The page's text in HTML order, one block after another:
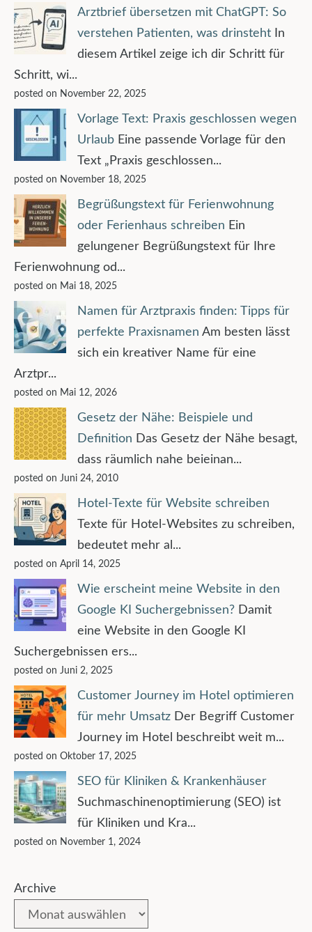
Arztbrief übersetzen mit ChatGPT: So
verstehen Patienten, was drinsteht
In
diesem Artikel zeige ich dir Schritt für
Schritt, wi...
posted on November 22, 2025
Vorlage Text: Praxis geschlossen wegen
Urlaub Eine passende Vorlage für den
Text „Praxis geschlossen...
posted on November 18, 2025
Begrüßungstext für Ferienwohnung
oder Ferienhaus schreiben Ein
gelungener Begrüßungstext für Ihre
Ferienwohnung od...
posted on Mai 18, 2025
Namen für Arztpraxis finden: Tipps für
perfekte Praxisnamen Am besten lässt
sich ein kreativer Name für eine
Arztpr...
posted on Mai 12, 2026
Gesetz der Nähe: Beispiele und
Definition Das Gesetz der Nähe besagt,
dass räumlich nahe beieinan...
posted on Juni 24, 2010
Hotel-Texte für Website schreiben
Texte für Hotel-Websites zu schreiben,
bedeutet mehr al...
posted on April 14, 2025
Wie erscheint meine Website in den
Google KI Suchergebnissen? Damit
eine Website in den Google KI
Suchergebnissen ers...
posted on Juni 2, 2025
Customer Journey im Hotel optimieren
für mehr Umsatz Der Begriff Customer
Journey im Hotel beschreibt weit m...
posted on Oktober 17, 2025
SEO für Kliniken & Krankenhäuser
Suchmaschinenoptimierung (SEO) ist
für Kliniken und Kra...
posted on November 1, 2024
Archive